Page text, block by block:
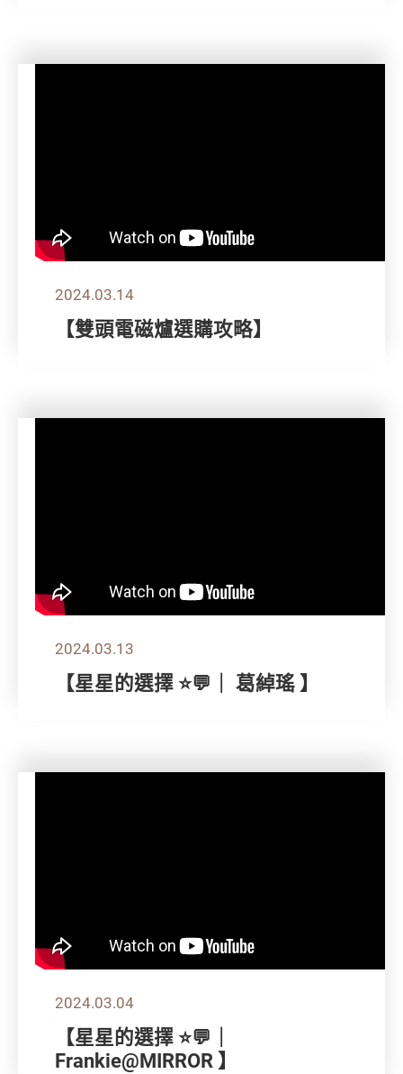
2024.03.14
【雙頭電磁爐選購攻略】
2024.03.13
【星星的選擇 ⭐💬｜ 葛綽瑤 】
2024.03.04
【星星的選擇 ⭐💬｜
Frankie@MIRROR 】